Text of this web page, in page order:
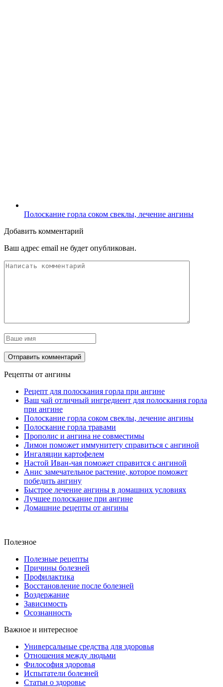
Полоскание горла соком свеклы, лечение ангины
Добавить комментарий
Ваш адрес email не будет опубликован.
Рецепты от ангины
Рецепт для полоскания горла при ангине
Ваш чай отличный ингредиент для полоскания горла
при ангине
Полоскание горла соком свеклы, лечение ангины
Полоскание горла травами
Прополис и ангина не совместимы
Лимон поможет иммунитету справиться с ангиной
Ингаляции картофелем
Настой Иван-чая поможет справится с ангиной
Анис замечательное растение, которое поможет
победить ангину
Быстрое лечение ангины в домашних условиях
Лучшее полоскание при ангине
Домашние рецепты от ангины
Полезное
Полезные рецепты
Причины болезней
Профилактика
Восстановление после болезней
Воздержание
Зависимость
Осознанность
Важное и интересное
Универсальные средства для здоровья
Отношения между людьми
Философия здоровья
Испытатели болезней
Статьи о здоровье